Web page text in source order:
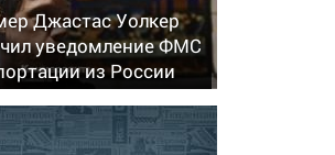
Джастас Уолкер
уведомление ФМС
из России